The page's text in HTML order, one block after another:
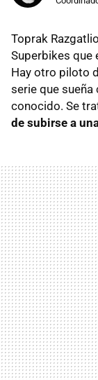
Toprak
Superbikes que
Hay otro piloto
serie que sueña
conocido. Se
de subirse a